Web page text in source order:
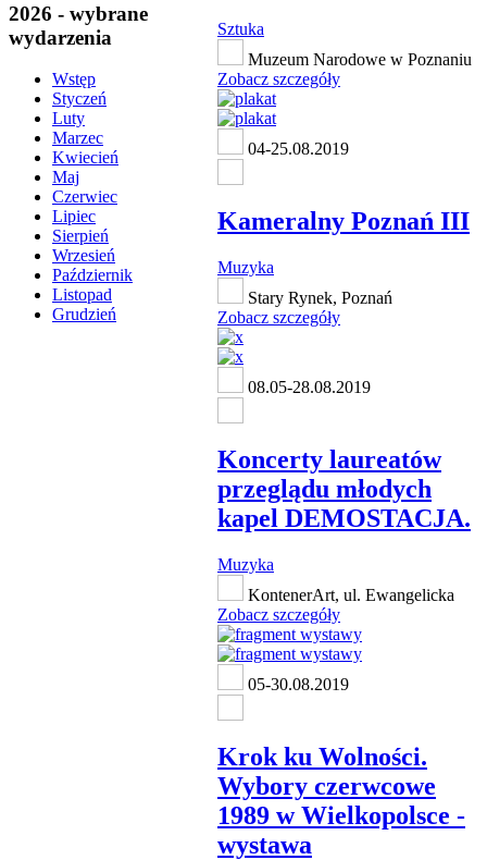
2026 - wybrane
wydarzenia
Wstęp
Styczeń
Luty
Marzec
Kwiecień
Maj
Czerwiec
Lipiec
Sierpień
Wrzesień
Październik
Listopad
Grudzień
Sztuka
Muzeum Narodowe w Poznaniu
Zobacz szczegóły
04-25.08.2019
Kameralny Poznań III
Muzyka
Stary Rynek, Poznań
Zobacz szczegóły
08.05-28.08.2019
Koncerty laureatów
przeglądu młodych
kapel DEMOSTACJA.
Muzyka
KontenerArt, ul. Ewangelicka
Zobacz szczegóły
05-30.08.2019
Krok ku Wolności.
Wybory czerwcowe
1989 w Wielkopolsce -
wystawa